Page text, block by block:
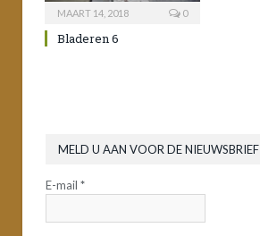
MAART 14, 2018 0
Bladeren 6
MELD U AAN VOOR DE NIEUWSBRIEF
E-mail *